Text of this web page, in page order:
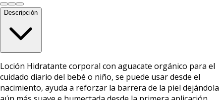
Descripción
Loción Hidratante corporal con aguacate orgánico para el
cuidado diario del bebé o niño, se puede usar desde el
nacimiento, ayuda a reforzar la barrera de la piel dejándola